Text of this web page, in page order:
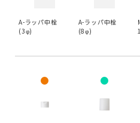
A-ラッパ中栓
(3φ)
A-ラッパ中栓
(8φ)